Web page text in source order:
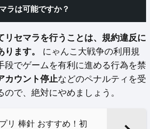
ラは可能ですか？
リセマラを行うことは、規約違反に
ます。
にゃんこ大戦争の利用規
段でゲームを有利に進める行為を禁
カウント停止などのペナルティを受
ので、絶対にやめましょう。
リ 棒針 おすすめ！初